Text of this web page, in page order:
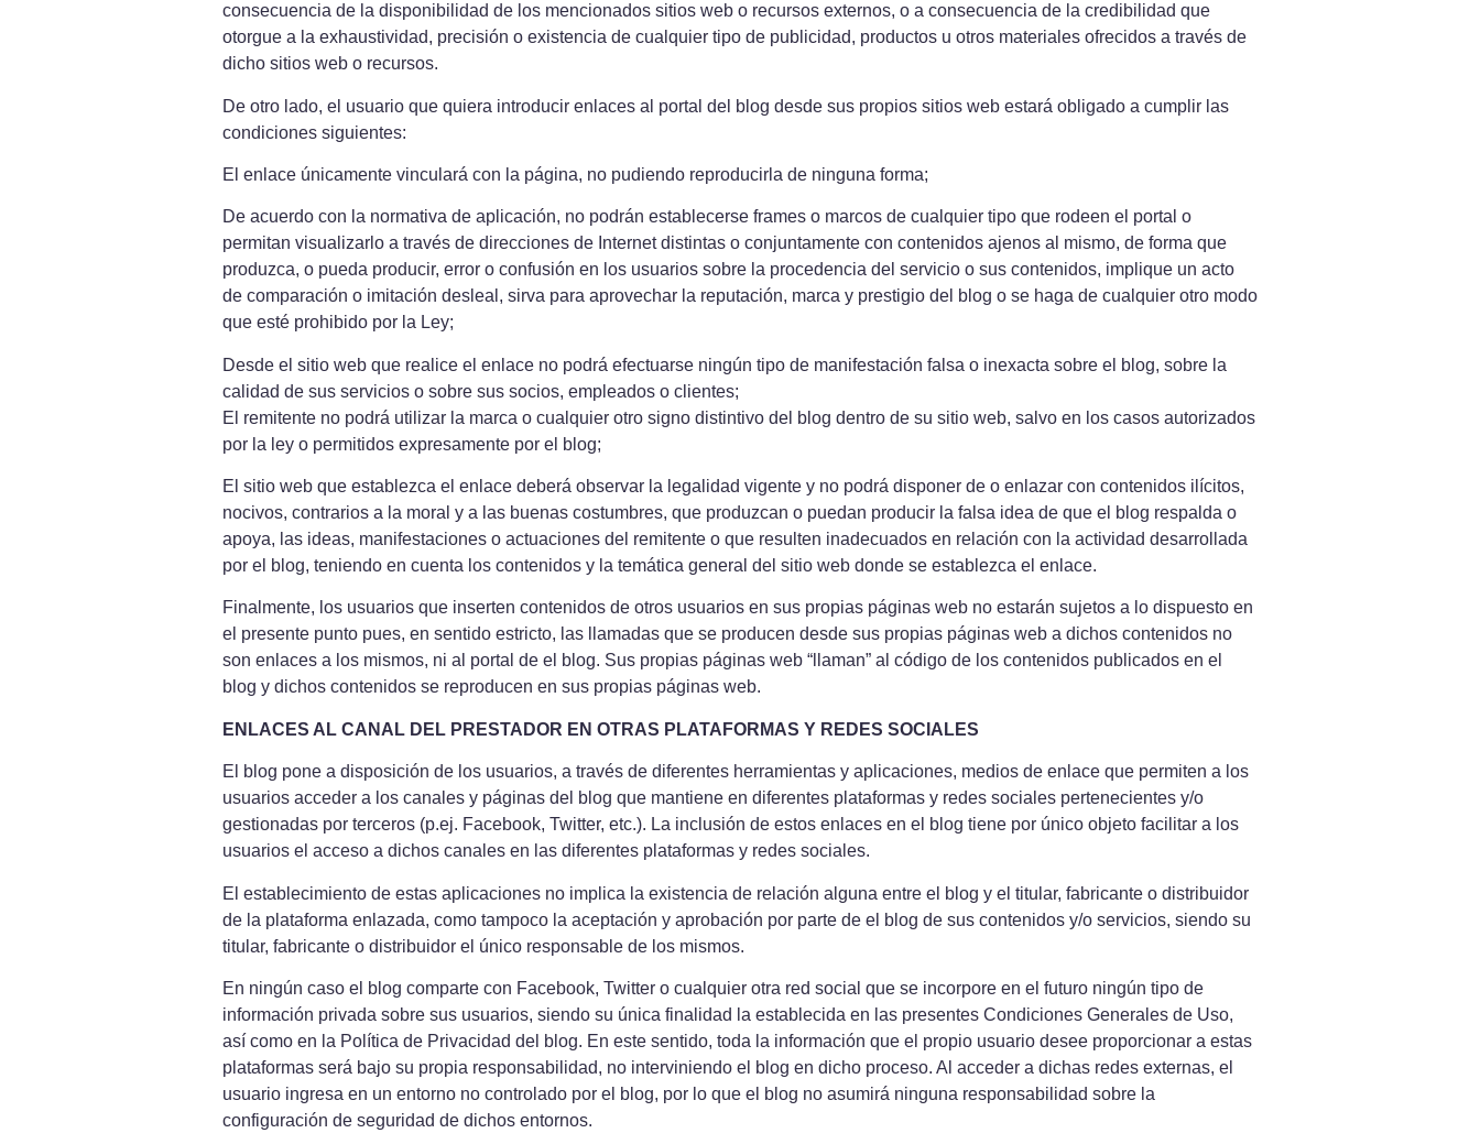
consecuencia de la disponibilidad de los mencionados sitios web o recursos externos, o a consecuencia de la credibilidad que
otorgue a la exhaustividad, precisión o existencia de cualquier tipo de publicidad, productos u otros materiales ofrecidos a través de
dicho sitios web o recursos.
De otro lado, el usuario que quiera introducir enlaces al portal del blog desde sus propios sitios web estará obligado a cumplir las
condiciones siguientes:
El enlace únicamente vinculará con la página, no pudiendo reproducirla de ninguna forma;
De acuerdo con la normativa de aplicación, no podrán establecerse frames o marcos de cualquier tipo que rodeen el portal o
permitan visualizarlo a través de direcciones de Internet distintas o conjuntamente con contenidos ajenos al mismo, de forma que
produzca, o pueda producir, error o confusión en los usuarios sobre la procedencia del servicio o sus contenidos, implique un acto
de comparación o imitación desleal, sirva para aprovechar la reputación, marca y prestigio del blog o se haga de cualquier otro modo
que esté prohibido por la Ley;
Desde el sitio web que realice el enlace no podrá efectuarse ningún tipo de manifestación falsa o inexacta sobre el blog, sobre la
calidad de sus servicios o sobre sus socios, empleados o clientes;
El remitente no podrá utilizar la marca o cualquier otro signo distintivo del blog dentro de su sitio web, salvo en los casos autorizados
por la ley o permitidos expresamente por el blog;
El sitio web que establezca el enlace deberá observar la legalidad vigente y no podrá disponer de o enlazar con contenidos ilícitos,
nocivos, contrarios a la moral y a las buenas costumbres, que produzcan o puedan producir la falsa idea de que el blog respalda o
apoya, las ideas, manifestaciones o actuaciones del remitente o que resulten inadecuados en relación con la actividad desarrollada
por el blog, teniendo en cuenta los contenidos y la temática general del sitio web donde se establezca el enlace.
Finalmente, los usuarios que inserten contenidos de otros usuarios en sus propias páginas web no estarán sujetos a lo dispuesto en
el presente punto pues, en sentido estricto, las llamadas que se producen desde sus propias páginas web a dichos contenidos no
son enlaces a los mismos, ni al portal de el blog. Sus propias páginas web “llaman” al código de los contenidos publicados en el
blog y dichos contenidos se reproducen en sus propias páginas web.
ENLACES AL CANAL DEL PRESTADOR EN OTRAS PLATAFORMAS Y REDES SOCIALES
El blog pone a disposición de los usuarios, a través de diferentes herramientas y aplicaciones, medios de enlace que permiten a los
usuarios acceder a los canales y páginas del blog que mantiene en diferentes plataformas y redes sociales pertenecientes y/o
gestionadas por terceros (p.ej. Facebook, Twitter, etc.). La inclusión de estos enlaces en el blog tiene por único objeto facilitar a los
usuarios el acceso a dichos canales en las diferentes plataformas y redes sociales.
El establecimiento de estas aplicaciones no implica la existencia de relación alguna entre el blog y el titular, fabricante o distribuidor
de la plataforma enlazada, como tampoco la aceptación y aprobación por parte de el blog de sus contenidos y/o servicios, siendo su
titular, fabricante o distribuidor el único responsable de los mismos.
En ningún caso el blog comparte con Facebook, Twitter o cualquier otra red social que se incorpore en el futuro ningún tipo de
información privada sobre sus usuarios, siendo su única finalidad la establecida en las presentes Condiciones Generales de Uso,
así como en la Política de Privacidad del blog. En este sentido, toda la información que el propio usuario desee proporcionar a estas
plataformas será bajo su propia responsabilidad, no interviniendo el blog en dicho proceso. Al acceder a dichas redes externas, el
usuario ingresa en un entorno no controlado por el blog, por lo que el blog no asumirá ninguna responsabilidad sobre la
configuración de seguridad de dichos entornos.